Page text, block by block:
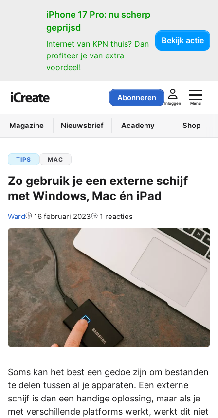
iPhone 17 Pro: nu scherp
geprijsd
Internet van KPN thuis? Dan
profiteer je van extra
voordeel!
Bekijk actie
Abonneren
Inloggen Menu
Magazine Nieuwsbrief Academy Shop
TIPS MAC
Zo gebruik je een externe schijf
met Windows, Mac én iPad
Auteur:
Ward 16 februari 2023 1 reacties
Soms kan het best een gedoe zijn om bestanden
te delen tussen al je apparaten. Een externe
schijf is dan een handige oplossing, maar als je
met verschillende platforms werkt, werkt dit niet